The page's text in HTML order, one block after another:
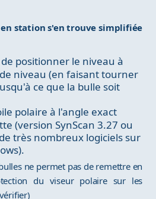
station s'en trouve simplifiée
positionner le niveau à
niveau (en faisant tourner
ce que la bulle soit
polaire à l'angle exact
(version SynScan 3.27 ou
très nombreux logiciels sur
ne permet pas de remettre en
du viseur polaire sur les